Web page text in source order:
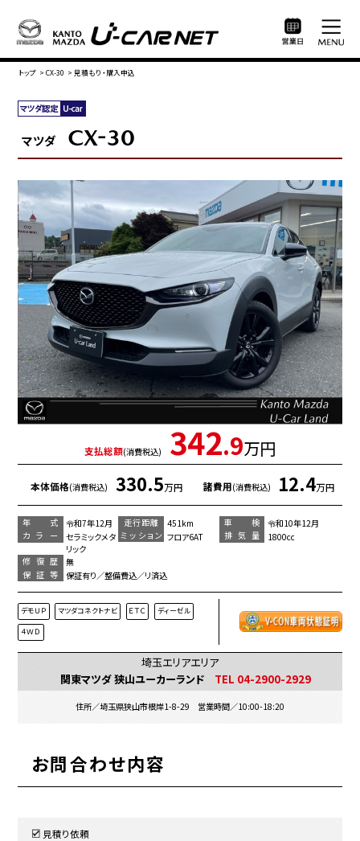
トップ > CX-30 > 見積もり・購入申込
マツダ CX-30
支払総額(消費税込) 342.9万円
本体価格(消費税込) 330.5万円 諸費用(消費税込) 12.4万円
年 式 令和7年12月 走行距離 451km 車 検
令和10年12月
カラー
セラミックメタ
リック
ミッション フロア6AT 排気量
1800cc
修復歴
無
保証等
保証有り／整備費込／リ済込
デモＵＰ マツダコネクトナビ ＥＴＣ ディーゼル
４ＷＤ
埼玉エリアエリア
関東マツダ 狭山ユーカーランド
TEL 04-2900-2929
住所／埼玉県狭山市根岸1-8-29 営業時間／10:00-18:20
お問合わせ内容
見積り依頼